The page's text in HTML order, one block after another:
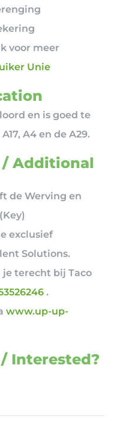
voor meer
Unie
en is goed te
A4 en de A29.
Additional
de Werving en
exclusief
Solutions.
terecht bij Taco
.
www.up-up-
Interested?